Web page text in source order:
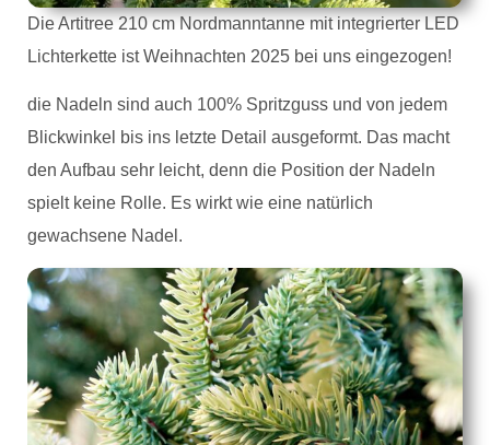
Die Artitree 210 cm Nordmanntanne mit integrierter LED
Lichterkette ist Weihnachten 2025 bei uns eingezogen!
die Nadeln sind auch 100% Spritzguss und von jedem
Blickwinkel bis ins letzte Detail ausgeformt. Das macht
den Aufbau sehr leicht, denn die Position der Nadeln
spielt keine Rolle. Es wirkt wie eine natürlich
gewachsene Nadel.